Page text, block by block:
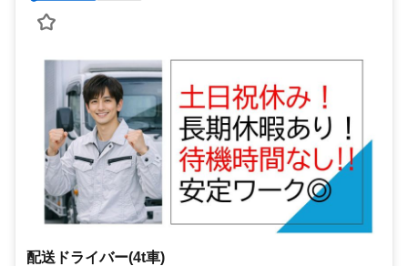
配送ドライバー(4t車)